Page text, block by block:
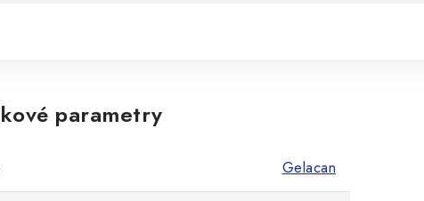
parametry
Gelacan